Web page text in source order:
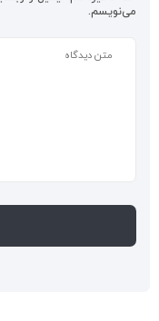
می‌نویسم.